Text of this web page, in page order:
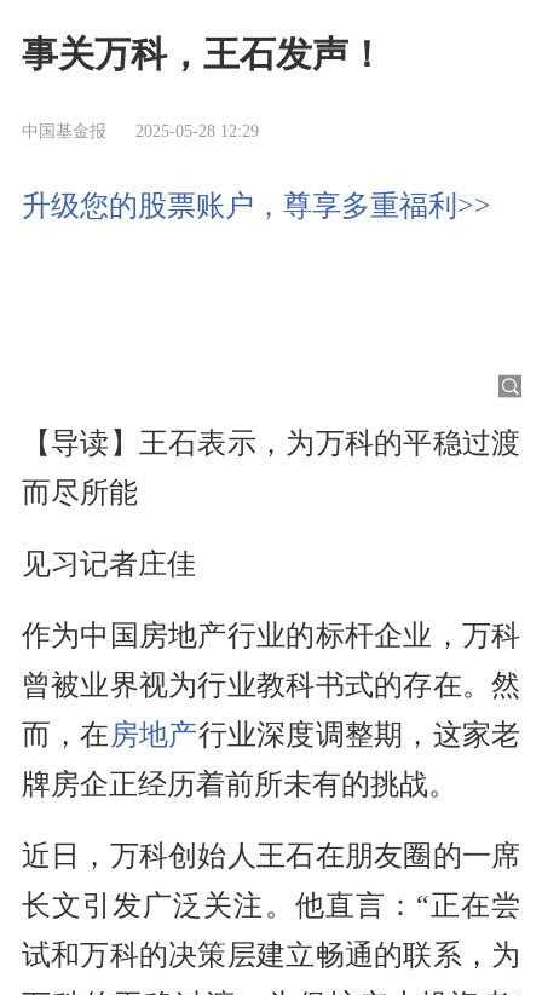
事关万科，王石发声！
中国基金报 2025-05-28 12:29
升级您的股票账户，尊享多重福利>>
【导读】王石表示，为万科的平稳过渡
而尽所能
见习记者庄佳
作为中国房地产行业的标杆企业，万科
曾被业界视为行业教科书式的存在。然
而，在房地产行业深度调整期，这家老
牌房企正经历着前所未有的挑战。
近日，万科创始人王石在朋友圈的一席
长文引发广泛关注。他直言：“正在尝
试和万科的决策层建立畅通的联系，为